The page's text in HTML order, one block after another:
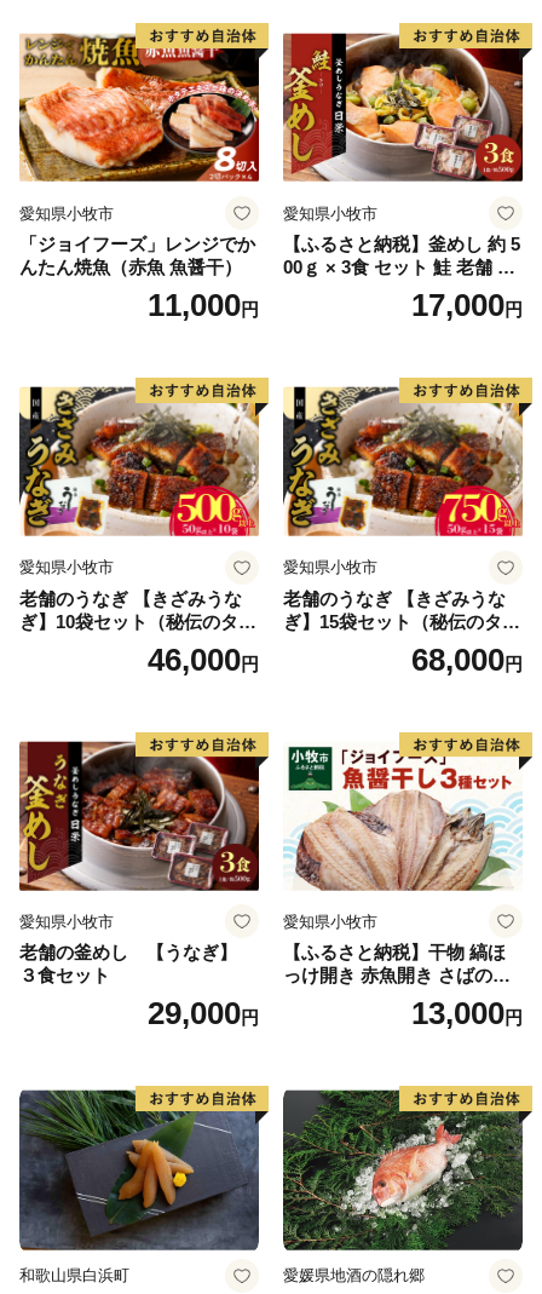
愛知県小牧市
「ジョイフーズ」レンジでか
んたん焼魚（赤魚 魚醤干）
11,000円
愛知県小牧市
【ふるさと納税】釜めし 約 5
00ｇ × 3食 セット 鮭 老舗 急
速冷凍 レンチン 時短 簡単調
理 食品 加工品 海鮮 手作り
り寄せグルメ 愛知県 小牧市
送料無料
17,000円
愛知県小牧市
老舗のうなぎ 【きざみうな
ぎ】10袋セット（秘伝のタレ
46,000円
愛知県小牧市
老舗のうなぎ 【きざみうな
ぎ】15袋セット（秘伝のタレ
68,000円
愛知県小牧市
老舗の釜めし 【うなぎ】
３食セット
29,000円
愛知県小牧市
【ふるさと納税】干物 縞ほ
っけ開き 赤魚開き さばの開
き 魚醤干し 3種 セット 詰め
合わせ 魚 おかず 肉厚 おいし
取り寄せグルメ 魚醤 ナンプ
ラー 愛知県 小牧市 冷凍 送料
無料
13,000円
和歌山県白浜町 愛媛県地酒の隠れ郷